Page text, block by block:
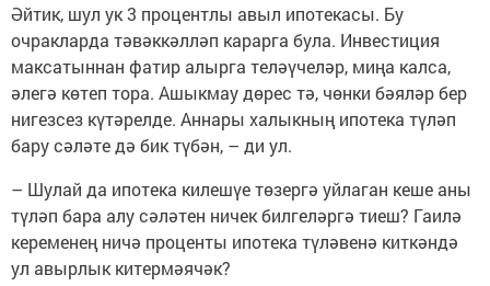
Әйтик, шул ук 3 процентлы авыл ипотекасы. Бу
очракларда тәвәккәлләп карарга була. Инвестиция
максатыннан фатир алырга теләүчеләр, миңа калса,
әлегә көтеп тора. Ашыкмау дөрес тә, чөнки бәяләр бер
нигезсез күтәрелде. Аннары халыкның ипотека түләп
бару сәләте дә бик түбән, – ди ул.
– Шулай да ипотека килешүе төзергә уйлаган кеше аны
түләп бара алу сәләтен ничек билгеләргә тиеш? Гаилә
кеременең ничә проценты ипотека түләвенә киткәндә
ул авырлык китермәячәк?